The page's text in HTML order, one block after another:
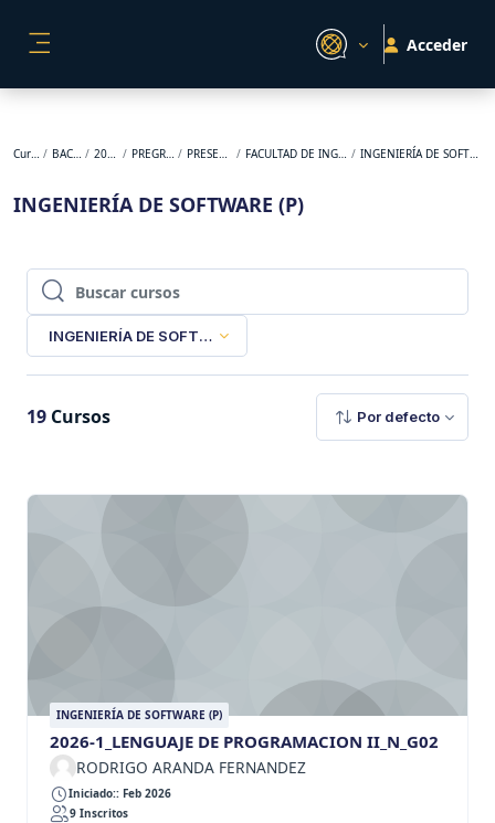
Acceder
Cursos BACKUP 2026-1 PREGRADO PRESENCIAL FACULTAD DE INGENIERÍA INGENIERÍA DE SOFTWARE (P)
INGENIERÍA DE SOFTWARE (P)
Buscar cursos
Buscar cursos
INGENIERÍA DE SOFTWARE (P)
19 Cursos Por defecto
INGENIERÍA DE SOFTWARE (P)
2026-1_LENGUAJE DE PROGRAMACION II_N_G02
RODRIGO ARANDA FERNANDEZ
Iniciado:: Feb 2026
9 Inscritos